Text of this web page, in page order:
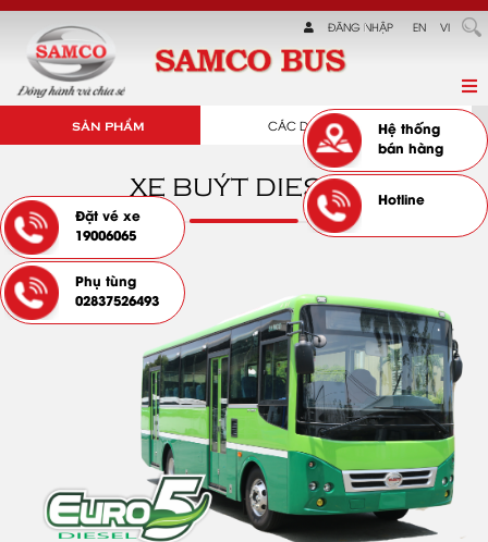
ĐĂNG NHẬP EN VI
SẢN PHẨM CÁC DÒNG SẢN PHẨM
XE BUÝT DIESEL
Đặt vé xe
19006065
Phụ tùng
02837526493
Hệ thống
bán hàng
Hotline